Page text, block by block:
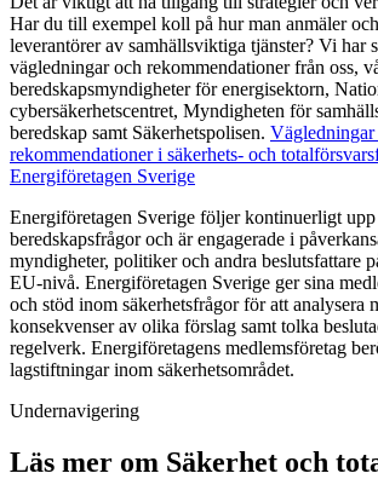
Har du till exempel koll på hur man anmäler
leverantörer av samhällsviktiga tjänster? Vi har
vägledningar och rekommendationer från oss,
beredskapsmyndigheter för energisektorn,
cybersäkerhetscentret, Myndigheten för
beredskap samt Säkerhetspolisen. Vägledningar
rekommendationer i säkerhets- och
Energiföretagen Sverige
Energiföretagen Sverige följer kontinuerligt upp
beredskapsfrågor och är engagerade i
myndigheter, politiker och andra beslutsfattare
EU-nivå. Energiföretagen Sverige ger sina
och stöd inom säkerhetsfrågor för att analysera
konsekvenser av olika förslag samt tolka
regelverk. Energiföretagens medlemsföretag
lagstiftningar inom säkerhetsområdet.
Undernavigering
Läs mer om Säkerhet och